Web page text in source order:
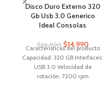
Disco Duro Externo 320
Gb Usb 3.0 Generico
Ideal Consolas
$26.990 $14.990
Características del producto
Capacidad: 320 GB Interfaces:
USB 3.0 Velocidad de
rotación: 7200 rpm